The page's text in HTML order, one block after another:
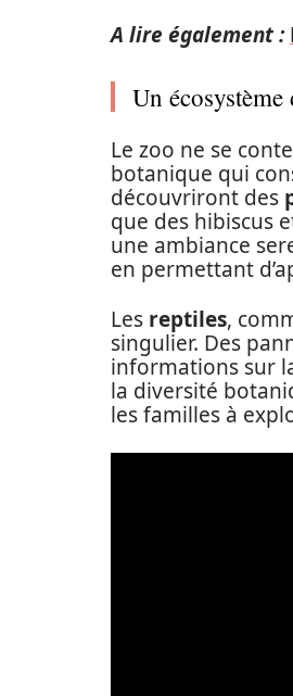
A lire également :
Un
Le zoo ne se
botanique qui
découvriront des
que des hibiscus
une ambiance
en permettant
Les reptiles,
singulier. Des
informations sur
la diversité
les familles à